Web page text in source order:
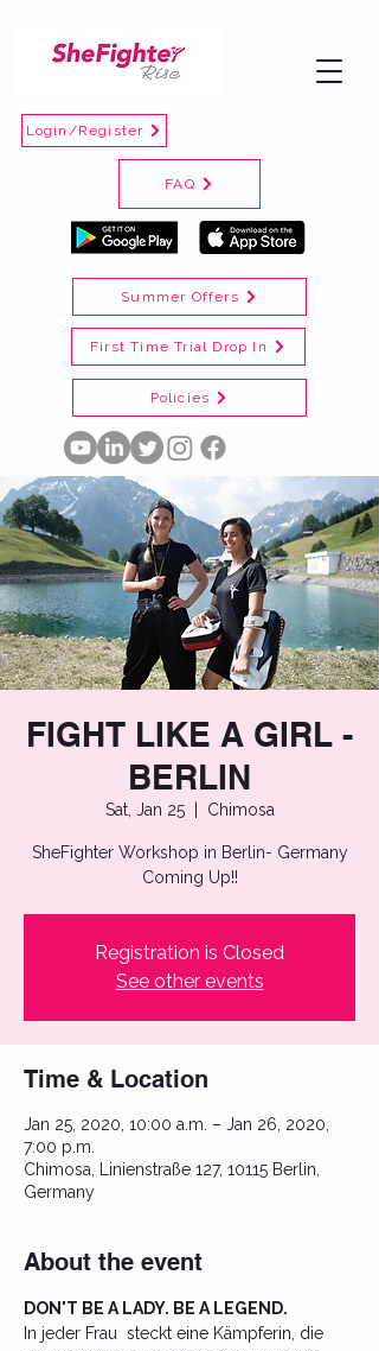
First Time Trial Drop In
Login/Register
Policies
Summer Offers
FAQ
FIGHT LIKE A GIRL -
BERLIN
Sat, Jan 25
  |
Chimosa
SheFighter Workshop in Berlin- Germany
Coming Up!!
Registration is Closed
See other events
Time & Location
Jan 25, 2020, 10:00 a.m. – Jan 26, 2020,
7:00 p.m.
Chimosa, Linienstraße 127, 10115 Berlin,
Germany
About the event
DON'T BE A LADY. BE A LEGEND.
In jeder Frau  steckt eine Kämpferin, die